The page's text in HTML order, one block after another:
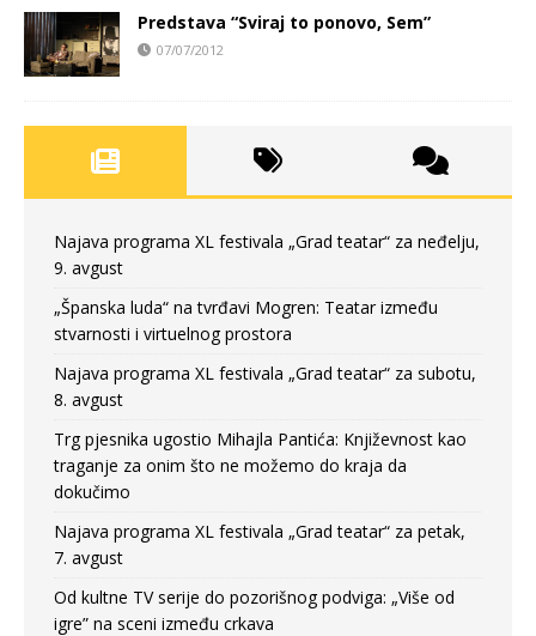
Predstava “Sviraj to ponovo, Sem”
07/07/2012
Najava programa XL festivala „Grad teatar“ za neđelju,
9. avgust
„Španska luda“ na tvrđavi Mogren: Teatar između
stvarnosti i virtuelnog prostora
Najava programa XL festivala „Grad teatar“ za subotu,
8. avgust
Trg pjesnika ugostio Mihajla Pantića: Književnost kao
traganje za onim što ne možemo do kraja da
dokučimo
Najava programa XL festivala „Grad teatar“ za petak,
7. avgust
Od kultne TV serije do pozorišnog podviga: „Više od
igre” na sceni između crkava